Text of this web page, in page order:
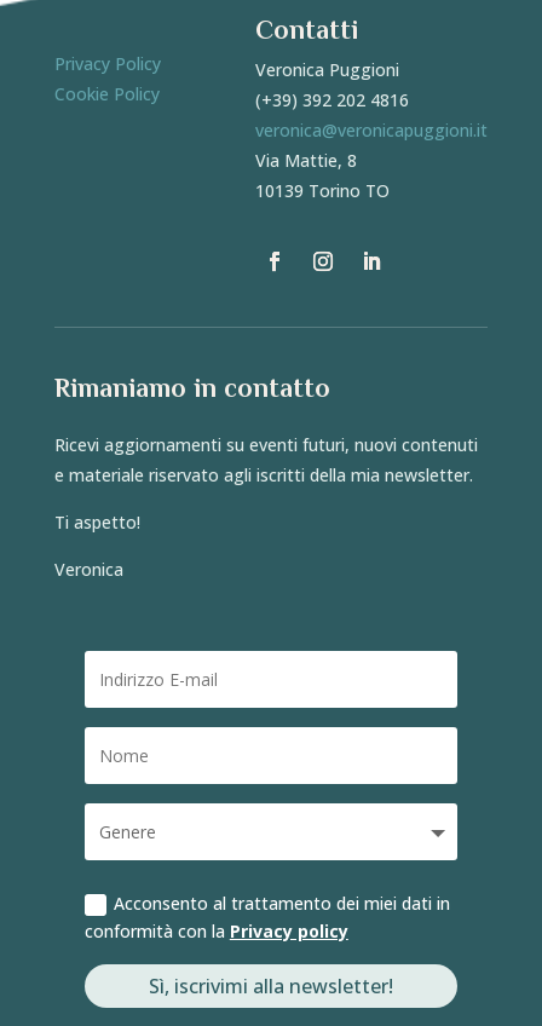
Privacy Policy
Cookie Policy
Contatti
Veronica Puggioni
(+39) 392 202 4816
veronica@veronicapuggioni.it
Via Mattie, 8
10139 Torino TO
Rimaniamo in contatto
Ricevi aggiornamenti su eventi futuri, nuovi contenuti
e materiale riservato agli iscritti della mia newsletter.
Ti aspetto!
Veronica
Acconsento al trattamento dei miei dati in
conformità con la Privacy policy
Sì, iscrivimi alla newsletter!